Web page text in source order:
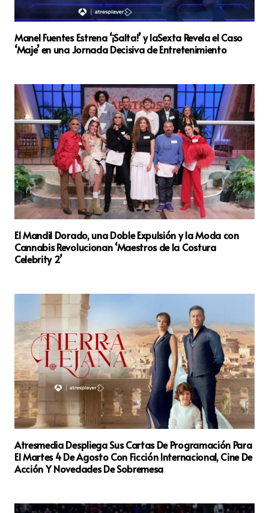
Manel Fuentes Estrena ‘¡Salta!’ y laSexta Revela el Caso
‘Maje’ en una Jornada Decisiva de Entretenimiento
El Mandil Dorado, una Doble Expulsión y la Moda con
Cannabis Revolucionan ‘Maestros de la Costura
Celebrity 2’
Atresmedia Despliega Sus Cartas De Programación Para
El Martes 4 De Agosto Con Ficción Internacional, Cine De
Acción Y Novedades De Sobremesa